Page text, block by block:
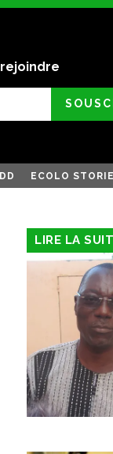
ECOLO
LIRE LA